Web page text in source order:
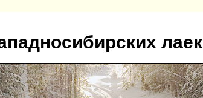
лаек